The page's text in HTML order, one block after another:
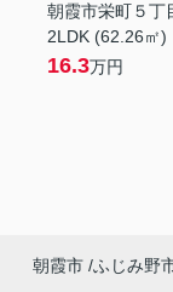
朝霞市栄町５丁
2LDK (62.26㎡)
16.3万円
朝霞市 ふじみ野